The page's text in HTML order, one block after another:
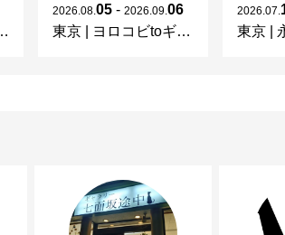
2026 08 05 - 2026 09 06
東京
ヨロコビtoギャラリー
2026 07
東京